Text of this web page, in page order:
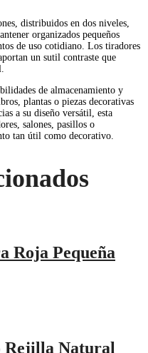
distribuidos en dos niveles,
organizados pequeños
de uso cotidiano. Los tiradores
un sutil contraste que
de almacenamiento y
plantas o piezas decorativas
a su diseño versátil, esta
salones, pasillos o
tan útil como decorativo.
Roja Pequeña
Rejilla Natural